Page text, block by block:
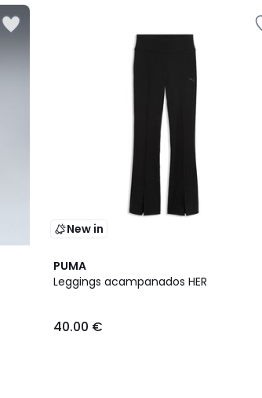
New in
PUMA
Leggings acampanados HER
40.00 €